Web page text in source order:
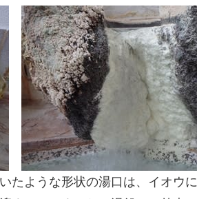
たような形状の湯口は、イオウ